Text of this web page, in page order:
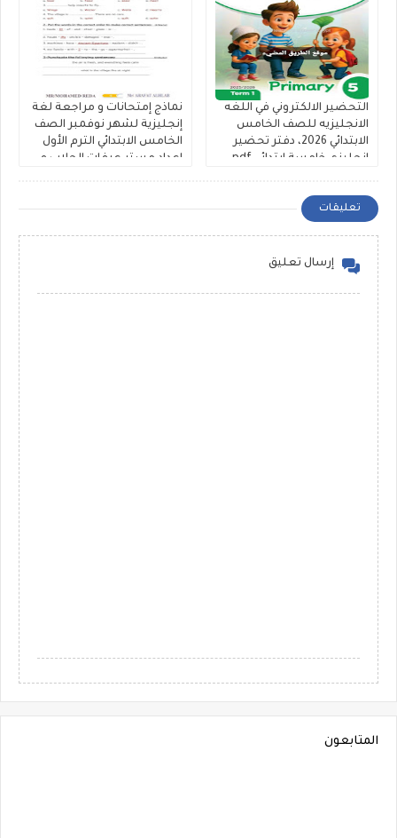
التحضير الالكتروني في اللغه
الانجليزيه للصف الخامس
الابتدائي 2026، دفتر تحضير
انجليزي خامسة ابتدائي pdf
نماذج إمتحانات و مراجعة لغة
إنجليزية لشهر نوفمبر الصف
الخامس الابتدائي الترم الأول
اعداد مستر عرفات الحلاب و
تعليقات
إرسال تعليق
المتابعون